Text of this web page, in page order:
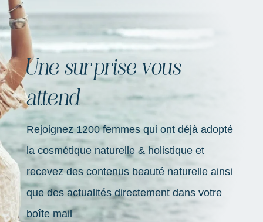
Une surprise vous
attend
Rejoignez 1200 femmes qui ont déjà adopté
la cosmétique naturelle & holistique et
recevez des contenus beauté naturelle ainsi
que des actualités directement dans votre
boîte mail